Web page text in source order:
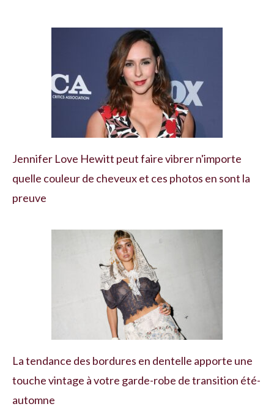
Jennifer Love Hewitt peut faire vibrer n'importe
quelle couleur de cheveux et ces photos en sont la
preuve
La tendance des bordures en dentelle apporte une
touche vintage à votre garde-robe de transition été-
automne